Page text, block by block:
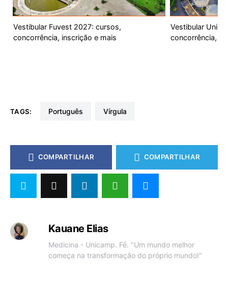
Vestibular Fuvest 2027: cursos,
concorrência, inscrição e mais
Vestibular
concorrência,
TAGS: português vírgula
COMPARTILHAR COMPARTILHAR
Kauane Elias
Medicina - Unicamp. Fé. "Um mundo melhor
começa na transformação do próprio mundo!"